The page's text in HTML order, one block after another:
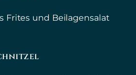
Frites und Beilagensalat